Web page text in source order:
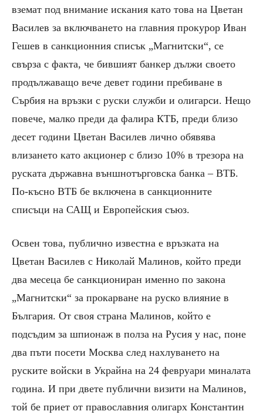
вземат под внимание искания като това на Цветан
Василев за включването на главния прокурор Иван
Гешев в санкционния списък „Магнитски“, се
свърза с факта, че бившият банкер дължи своето
продължаващо вече девет години пребиване в
Сърбия на връзки с руски служби и олигарси. Нещо
повече, малко преди да фалира КТБ, преди близо
десет години Цветан Василев лично обявява
влизането като акционер с близо 10% в трезора на
руската държавна външнотърговска банка – ВТБ.
По-късно ВТБ бе включена в санкционните
списъци на САЩ и Европейския съюз.
Освен това, публично известна е връзката на
Цветан Василев с Николай Малинов, който преди
два месеца бе санкциониран именно по закона
„Магнитски“ за прокарване на руско влияние в
България. От своя страна Малинов, който е
подсъдим за шпионаж в полза на Русия у нас, поне
два пъти посети Москва след нахлуването на
руските войски в Украйна на 24 февруари миналата
година. И при двете публични визити на Малинов,
той бе приет от православния олигарх Константин